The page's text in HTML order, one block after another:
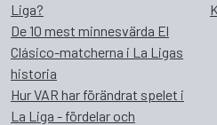
Liga?
De 10 mest minnesvärda El
Clásico-matcherna i La Ligas
historia
Hur VAR har förändrat spelet i
La Liga - fördelar och